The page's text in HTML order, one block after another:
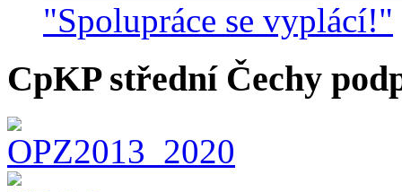
"Spolupráce se vyplácí!"
CpKP střední Čechy